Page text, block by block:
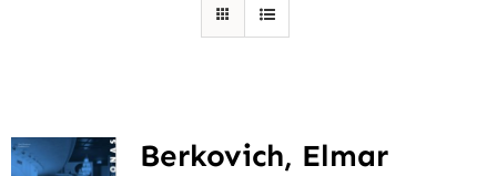
Berkovich, Elmar